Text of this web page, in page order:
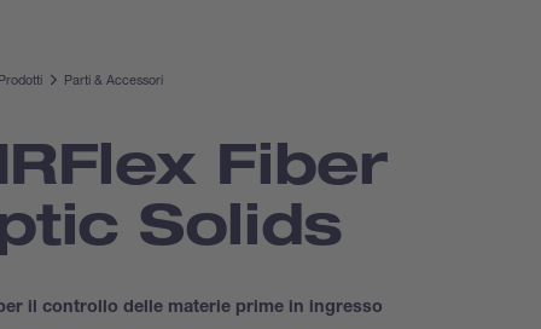
Prodotti Parti & Accessori
Fiber
Solids
il controllo delle materie prime in ingresso